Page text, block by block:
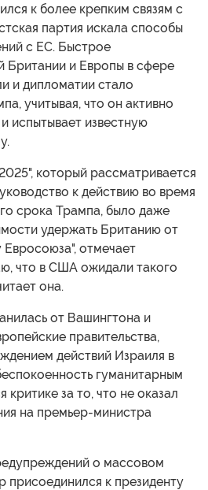
к более крепким связям с
партия искала способы
с ЕС. Быстрое
Британии и Европы в сфере
и дипломатии стало
учитывая, что он активно
испытывает известную
который рассматривается
к действию во время
срока Трампа, было даже
удержать Британию от
Евросоюза", отмечает
что в США ожидали такого
она.
от Вашингтона и
правительства,
действий Израиля в
гуманитарным
критике за то, что не оказал
на премьер-министра
о массовом
присоединился к президенту